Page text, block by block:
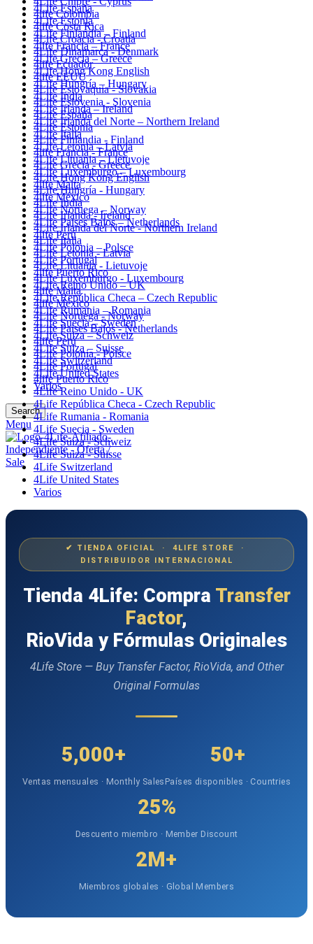
4Life España
4Life Estonia
4Life Finlandia – Finland
4life Francia – France
4Life Grecia – Greece
4Life Hong Kong English
4Life Hungría – Hungary
4Life India
4Life Irlanda – Ireland
4Life Irlanda del Norte – Northern Ireland
4Life Italia
4Life Letonia – Latvia
4Life Lituania – Lietuvoje
4Life Luxemburgo – Luxembourg
4life Malta
4life México
4Life Noruega – Norway
4Life Paises Bajos – Netherlands
4life Perú
4Life Polonia – Polsce
4Life Portugal
4life Puerto Rico
4Life Reino Unido – UK
4Life República Checa – Czech Republic
4Life Rumania – Romania
4Life Suecia – Sweden
4Life Suiza – Schweiz
4Life Suiza – Suisse
4Life Switzerland
4Life United States
Varios
Search
Menu
4life Colombia
4life Costa Rica
4Life Croacia - Croatia
4Life Dinamarca - Denmark
4life Ecuador
4life EEUU
4Life Eslovaquia - Slovakia
4Life Eslovenia - Slovenia
4Life España
4Life Estonia
4Life Finlandia - Finland
4life Francia - France
4Life Grecia - Greece
4Life Hong Kong English
4Life Hungría - Hungary
4Life India
4Life Irlanda - Ireland
4Life Irlanda del Norte - Northern Ireland
4Life Italia
4Life Letonia - Latvia
4Life Lituania - Lietuvoje
4Life Luxemburgo - Luxembourg
4life Malta
4life México
4Life Noruega - Norway
4Life Paises Bajos - Netherlands
4life Perú
4Life Polonia - Polsce
4Life Portugal
4life Puerto Rico
4Life Reino Unido - UK
4Life República Checa - Czech Republic
4Life Rumania - Romania
4Life Suecia - Sweden
4Life Suiza - Schweiz
4Life Suiza - Suisse
4Life Switzerland
4Life United States
Varios
✔ TIENDA OFICIAL · 4LIFE STORE ·
DISTRIBUIDOR INTERNACIONAL
Tienda 4Life: Compra Transfer
Factor,
RioVida y Fórmulas Originales
4Life Store — Buy Transfer Factor, RioVida, and Other
Original Formulas
5,000+
Ventas mensuales · Monthly Sales
50+
Países disponibles · Countries
25%
Descuento miembro · Member Discount
2M+
Miembros globales · Global Members